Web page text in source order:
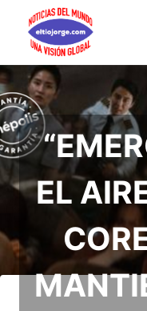
Saltar
contenido
EL